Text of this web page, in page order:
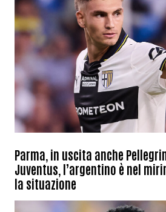
Parma, in uscita anche
Juventus, l’argentino è nel
la situazione